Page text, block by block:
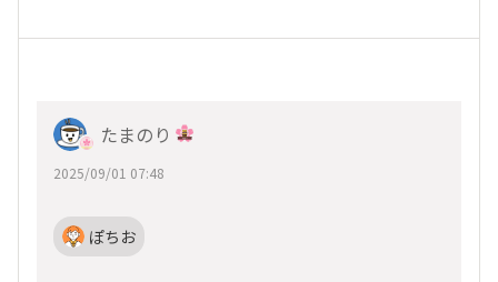
たまのり
2025/09/01 07:48
ぽちお